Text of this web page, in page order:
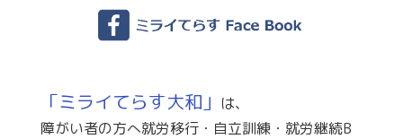
「ミライてらす大和」 は、
障がい者の方へ就労移行・自立訓練・就労継続B